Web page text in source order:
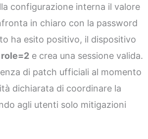
configurazione interna il valore
in chiaro con la password
ha esito positivo, il dispositivo
role=2 e crea una sessione valida.
di patch ufficiali al momento
dichiarata di coordinare la
agli utenti solo mitigazioni